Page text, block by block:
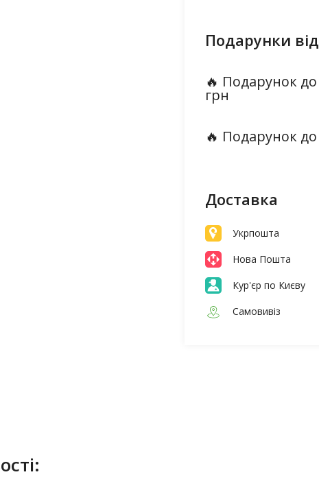
Подарунки
🔥 Подарунок
грн
🔥 Подарунок
Доставка
Укрпошта
Нова Пошта
Кур'єр по Києву
Самовивіз